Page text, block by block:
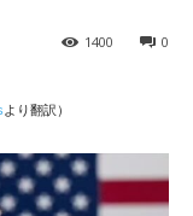
0
1400
より翻訳）